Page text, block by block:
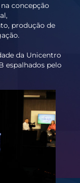
concepção
produção de
da Unicentro
espalhados pelo